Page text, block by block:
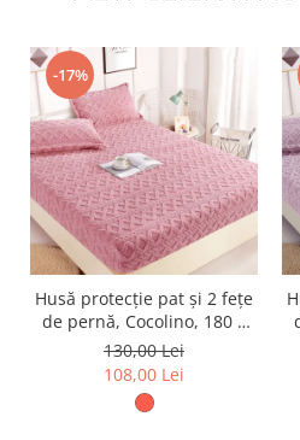
-17%
Husă protecție pat și 2 fețe
de pernă, Cocolino, 180 x
200 cm, 3 piese, HPP61
130,00 Lei
108,00 Lei